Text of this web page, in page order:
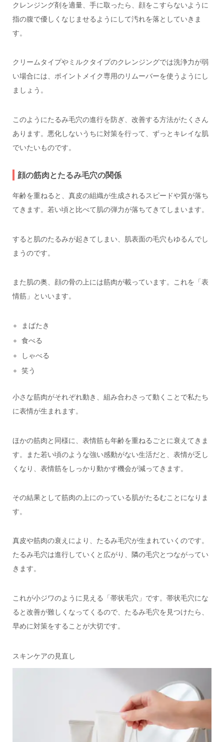
クレンジング剤を適量、手に取ったら、顔をこすらないように
指の腹で優しくなじませるようにして汚れを落としていきま
す。
クリームタイプやミルクタイプのクレンジングでは洗浄力が弱
い場合には、ポイントメイク専用のリムーバーを使うようにし
ましょう。
このようにたるみ毛穴の進行を防ぎ、改善する方法がたくさん
あります。悪化しないうちに対策を行って、ずっとキレイな肌
でいたいものです。
顔の筋肉とたるみ毛穴の関係
年齢を重ねると、真皮の組織が生成されるスピードや質が落ち
てきます。若い頃と比べて肌の弾力が落ちてきてしまいます。
すると肌のたるみが起きてしまい、肌表面の毛穴もゆるんでし
まうのです。
また肌の奥、顔の骨の上には筋肉が載っています。これを「表
情筋」といいます。
まばたき
食べる
しゃべる
笑う
小さな筋肉がそれぞれ動き、組み合わさって動くことで私たち
に表情が生まれます。
ほかの筋肉と同様に、表情筋も年齢を重ねるごとに衰えてきま
す。また若い頃のような強い感動がない生活だと、表情が乏し
くなり、表情筋をしっかり動かす機会が減ってきます。
その結果として筋肉の上にのっている肌がたるむことになりま
す。
真皮や筋肉の衰えにより、たるみ毛穴が生まれていくのです。
たるみ毛穴は進行していくと広がり、隣の毛穴とつながってい
きます。
これが小ジワのように見える「帯状毛穴」です。帯状毛穴にな
ると改善が難しくなってくるので、たるみ毛穴を見つけたら、
早めに対策をすることが大切です。
スキンケアの見直し